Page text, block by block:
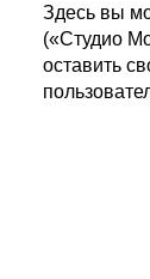
Здесь вы
(«Студио
оставить